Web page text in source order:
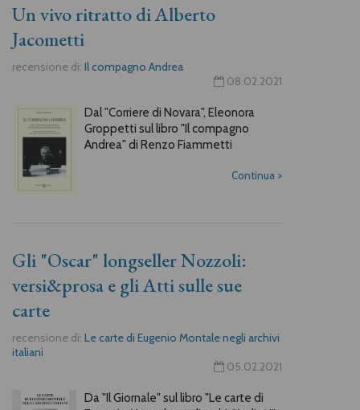
Un vivo ritratto di Alberto
Jacometti
recensione di: Il compagno Andrea
08.02.2021
Dal "Corriere di Novara", Eleonora
Groppetti sul libro "Il compagno
Andrea" di Renzo Fiammetti
Continua >
Gli "Oscar" longseller Nozzoli:
versi&prosa e gli Atti sulle sue
carte
recensione di: Le carte di Eugenio Montale negli archivi
italiani
05.02.2021
Da "Il Giornale" sul libro "Le carte di